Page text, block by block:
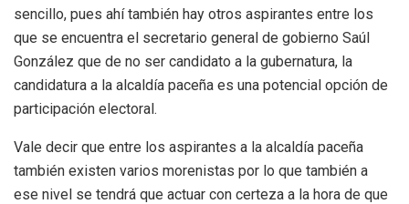
sencillo, pues ahí también hay otros aspirantes entre los
que se encuentra el secretario general de gobierno Saúl
González que de no ser candidato a la gubernatura, la
candidatura a la alcaldía paceña es una potencial opción de
participación electoral.
Vale decir que entre los aspirantes a la alcaldía paceña
también existen varios morenistas por lo que también a
ese nivel se tendrá que actuar con certeza a la hora de que